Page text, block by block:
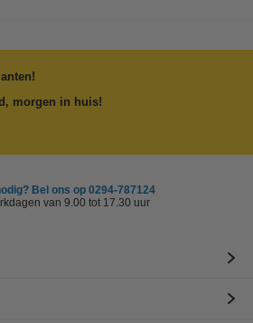
morgen in huis!
Bel ons op 0294-787124
van 9.00 tot 17.30 uur